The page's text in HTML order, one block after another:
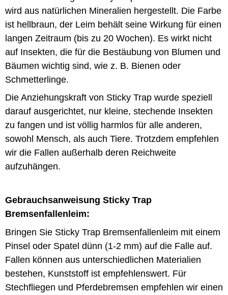
wird aus natürlichen Mineralien hergestellt. Die Farbe
ist hellbraun, der Leim behält seine Wirkung für einen
langen Zeitraum (bis zu 20 Wochen). Es wirkt nicht
auf Insekten, die für die Bestäubung von Blumen und
Bäumen wichtig sind, wie z. B. Bienen oder
Schmetterlinge.
Die Anziehungskraft von Sticky Trap wurde speziell
darauf ausgerichtet, nur kleine, stechende Insekten
zu fangen und ist völlig harmlos für alle anderen,
sowohl Mensch, als auch Tiere. Trotzdem empfehlen
wir die Fallen außerhalb deren Reichweite
aufzuhängen.
Gebrauchsanweisung Sticky Trap
Bremsenfallenleim:
Bringen Sie Sticky Trap Bremsenfallenleim mit einem
Pinsel oder Spatel dünn (1-2 mm) auf die Falle auf.
Fallen können aus unterschiedlichen Materialien
bestehen, Kunststoff ist empfehlenswert. Für
Stechfliegen und Pferdebremsen empfehlen wir einen